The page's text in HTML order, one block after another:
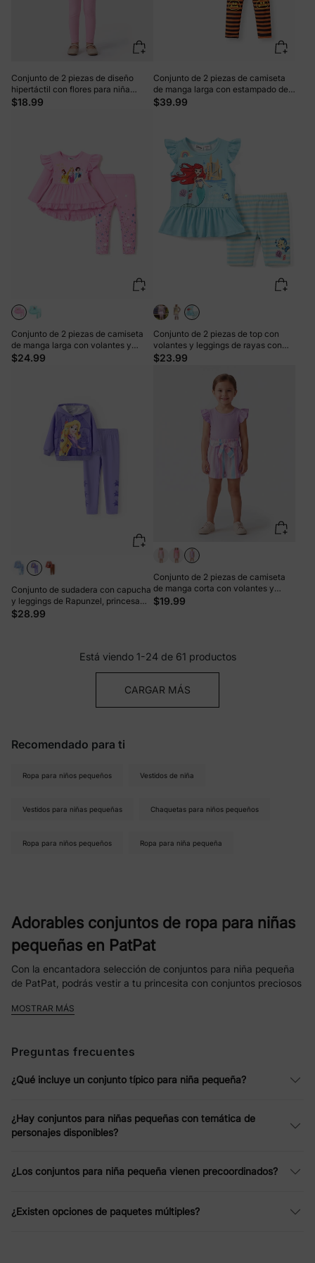
Conjunto de 2 piezas de diseño
hipertáctil con flores para niña
pequeña, color rosa
$18.99
Conjunto de 2 piezas de camiseta
de manga larga con estampado de
Skye y leggings de malla a rayas de
$39.99
Conjunto de 2 piezas de camiseta
de manga larga con volantes y
pantalón de lentejuelas para niña
$24.99
Conjunto de 2 piezas de top con
volantes y leggings de rayas con
estampado de Ariel Naia™ para niña
$23.99
Conjunto de sudadera con capucha
y leggings de Rapunzel, princesa
Disney, para niña pequeña, morado
$28.99
Conjunto de 2 piezas de camiseta
de manga corta con volantes y
pantalones cortos a rayas con
$19.99
Está viendo 1-24 de 61 productos
CARGAR MÁS
Recomendado para ti
Ropa para niños pequeños Vestidos de niña
Vestidos para niñas pequeñas Chaquetas para niños pequeños
Ropa para niños pequeños Ropa para niña pequeña
Adorables conjuntos de ropa para niñas
pequeñas en PatPat
Con la encantadora selección de conjuntos para niña pequeña
de PatPat, podrás vestir a tu princesita con conjuntos preciosos
diseñadas para que vestirse sea divertido y sin esfuerzo, a la
¿Por qué elegir nuestros conjuntos para
niñas pequeñas?
para niña pequeña combinan encanto con comodidad y
practicidad. Desde divertidos estampados de animales hasta
Peppa Pig, estos conjuntos temáticos, cuidadosamente
confeccionados, alegrarán a las pequeñas fashionistas.
garantizan comodidad durante todo el día para las pequeñas
MOSTRAR MÁS
Preguntas frecuentes
¿Qué incluye un conjunto típico para niña pequeña?
¿Hay conjuntos para niñas pequeñas con temática de
personajes disponibles?
¿Los conjuntos para niña pequeña vienen precoordinados?
¿Existen opciones de paquetes múltiples?